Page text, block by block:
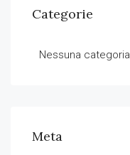
Categorie
Nessuna categoria
Meta